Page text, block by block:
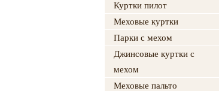
Куртки пилот
Меховые куртки
Парки с мехом
Джинсовые куртки с
мехом
Меховые пальто